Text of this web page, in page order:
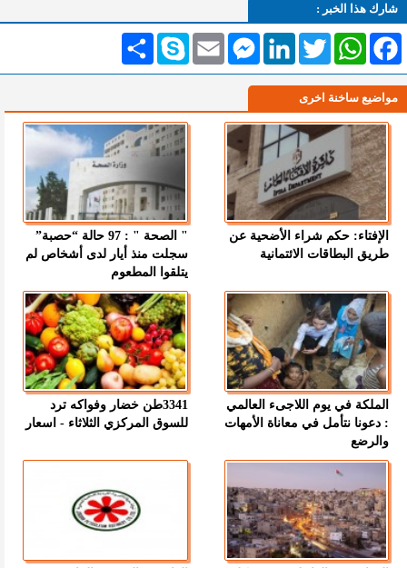
شارك هذا الخبر :
انشر Skype Email
MessengerLinkedInTwitterWhatsAppFacebook
مواضيع ساخنة اخرى
الإفتاء: حكم شراء الأضحية عن
طريق البطاقات الائتمانية
" الصحة " : 97 حالة “حصبة”
سجلت منذ أيار لدى أشخاص لم
يتلقوا المطعوم
الملكة في يوم اللاجىء العالمي
: دعونا نتأمل في معاناة الأمهات
والرضع
3341طن خضار وفواكه ترد
للسوق المركزي الثلاثاء - اسعار